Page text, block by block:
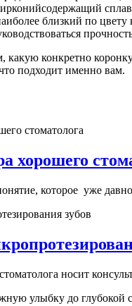
сплав,
близкий по
конкретно
подходит именно вам.
хорошего
которое уже
носит